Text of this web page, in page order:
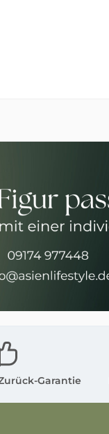
Garantie